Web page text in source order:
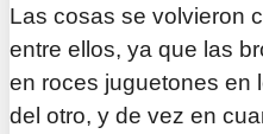
Las cosas se volvieron
entre ellos, ya que las
en roces juguetones en
del otro, y de vez en